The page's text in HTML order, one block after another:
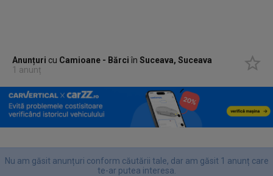
Anunțuri cu Camioane - BărciînSuceava, Suceava
1 anunț
Nu am găsit anunțuri conform căutării tale, dar am găsit 1 anunț care
te-ar putea interesa.